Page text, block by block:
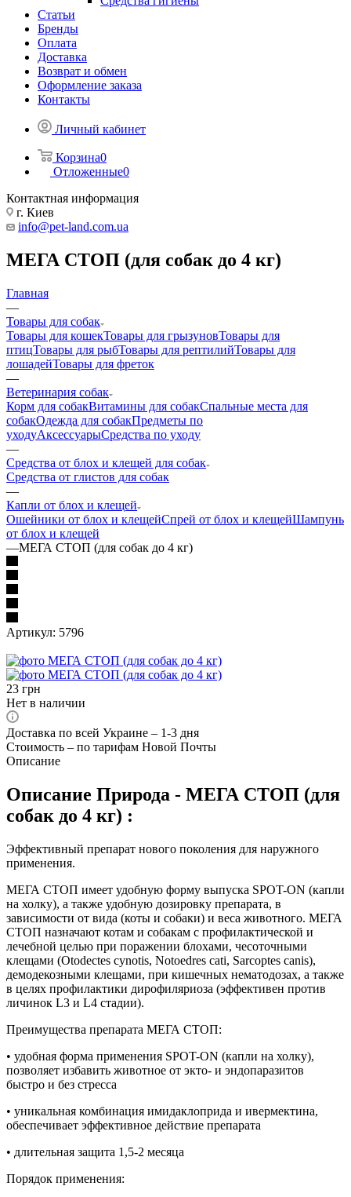
Статьи
Бренды
Оплата
Доставка
Возврат и обмен
Оформление заказа
Контакты
Личный кабинет
Корзина0
Отложенные0
Контактная информация
г. Киев
info@pet-land.com.ua
МЕГА СТОП (для собак до 4 кг)
Главная
—
Товары для собак
Товары для кошекТовары для грызуновТовары для
птицТовары для рыбТовары для рептилийТовары для
лошадейТовары для фреток
—
Ветеринария собак
Корм для собакВитамины для собакСпальные места для
собакОдежда для собакПредметы по
уходуАксессуарыСредства по уходу
—
Средства от блох и клещей для собак
Средства от глистов для собак
—
Капли от блох и клещей
Ошейники от блох и клещейСпрей от блох и клещейШампунь
от блох и клещей
—МЕГА СТОП (для собак до 4 кг)
Артикул: 5796
23 грн
Нет в наличии
Доставка по всей Украине – 1-3 дня
Стоимость – по тарифам Новой Почты
Описание
Описание Природа - МЕГА СТОП (для
собак до 4 кг) :
Эффективный препарат нового поколения для наружного
применения.
МЕГА СТОП имеет удобную форму выпуска SPOT-ON (капли
на холку), а также удобную дозировку препарата, в
зависимости от вида (коты и собаки) и веса животного. МЕГА
СТОП назначают котам и собакам с профилактической и
лечебной целью при поражении блохами, чесоточными
клещами (Otodectes cynotis, Notoedres cati, Sarcoptes canis),
демодекозными клещами, при кишечных нематодозах, а также
в целях профилактики дирофиляриоза (эффективен против
личинок L3 и L4 стадии).
Преимущества препарата МЕГА СТОП:
• удобная форма применения SPOT-ON (капли на холку),
позволяет избавить животное от экто- и эндопаразитов
быстро и без стресса
• уникальная комбинация имидаклоприда и ивермектина,
обеспечивает эффективное действие препарата
• длительная защита 1,5-2 месяца
Порядок применения: